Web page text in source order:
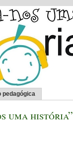
pedagógica
uma história”